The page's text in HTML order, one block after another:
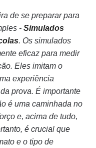
de se preparar para
- Simulados
. Os simulados
eficaz para medir
Eles imitam o
experiência
prova. É importante
é uma caminhada no
e, acima de tudo,
é crucial que
e o tipo de